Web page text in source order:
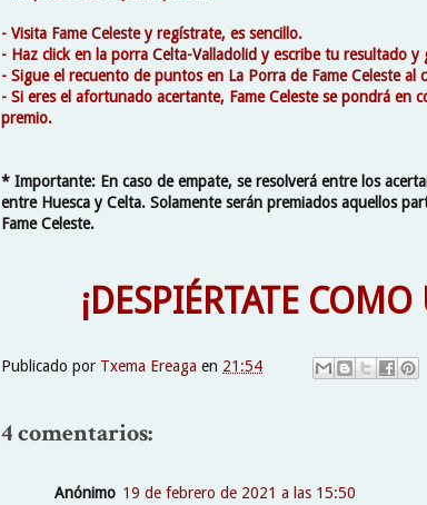
- Visita Fame Celestey regístrate, es sencillo.
- Haz click en la porra Celta-Valladolid y escribe tu resultado y
- Sigue el recuento de puntos en La Porra de Fame Celesteal
- Si eres el afortunado acertante, Fame Celeste se pondrá en
premio.
* Importante: En caso de empate, se resolverá entre los
entre Huesca y Celta. Solamente serán premiados aquellos
Fame Celeste.
¡DESPIÉRTATE COMO
Publicado por Txema Ereaga en 21:54
4 comentarios:
Anónimo 19 de febrero de 2021 a las 15:50